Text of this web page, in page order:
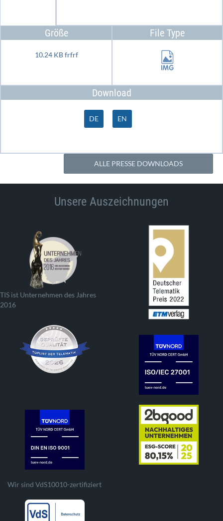
Größe
10.24 KB frfrf
File Type
Download
DE EN
ALLE PRESSE DOWNLOADS
Unsere Auszeichnungen
TIS ist Unternehmen des Jahres
2016
Wir sind VdS10010-zertifiziert